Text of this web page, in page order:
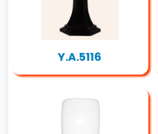
Y.A.5116